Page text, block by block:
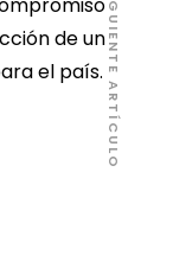
de un
el país.SIGUIENTE ARTÍCULO